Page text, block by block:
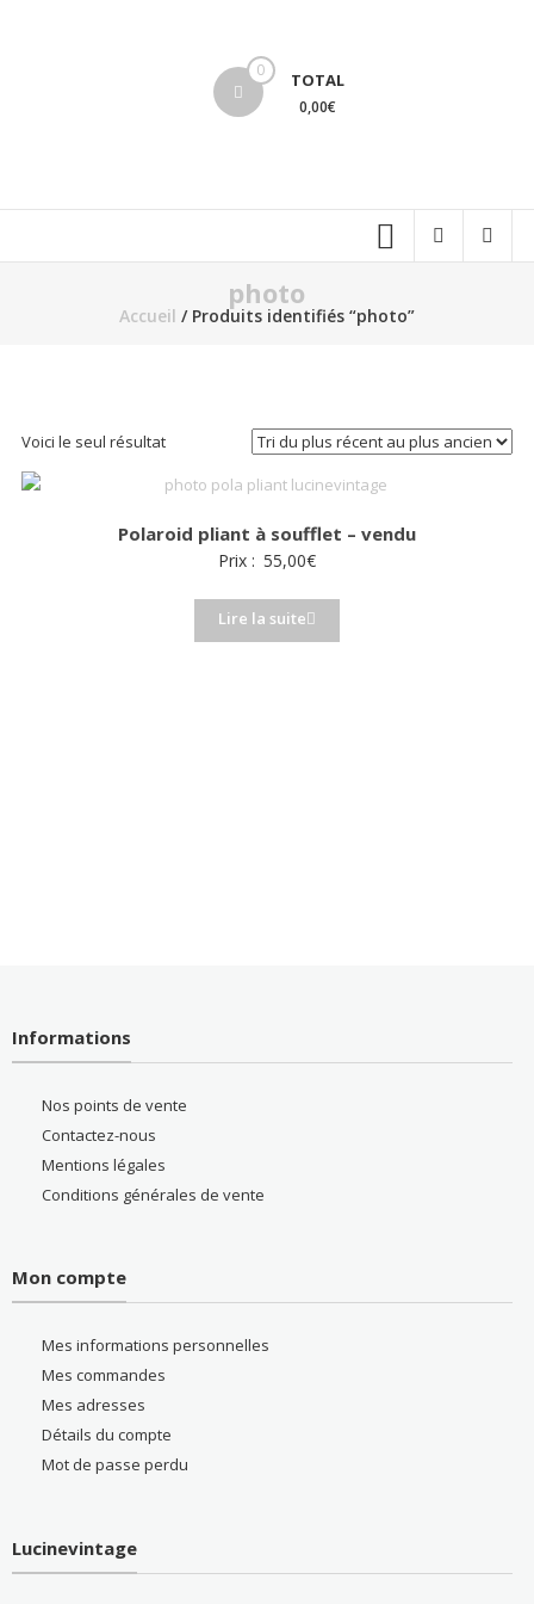
lucinevintage 0 TOTAL
0,00€
photo
Accueil / Produits identifiés “photo”
Voici le seul résultat
Polaroid pliant à soufflet – vendu
Prix : 55,00€
Lire la suite
Informations
Nos points de vente
Contactez-nous
Mentions légales
Conditions générales de vente
Mon compte
Mes informations personnelles
Mes commandes
Mes adresses
Détails du compte
Mot de passe perdu
Lucinevintage